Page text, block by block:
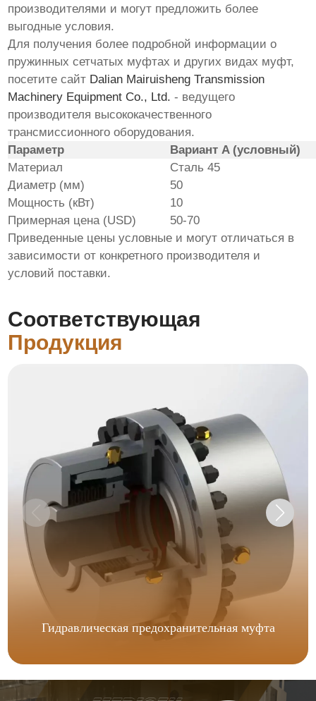
производителями и могут предложить более
выгодные условия.
Для получения более подробной информации о
пружинных сетчатых муфтах и других видах муфт,
посетите сайт Dalian Mairuisheng Transmission
Machinery Equipment Co., Ltd. - ведущего
производителя высококачественного
трансмиссионного оборудования.
Параметр
Вариант A (условный)
Материал
Сталь 45
Диаметр (мм)
50
Мощность (кВт)
10
Примерная цена (USD)
50-70
Приведенные цены условные и могут отличаться в
зависимости от конкретного производителя и
условий поставки.
Соответствующая
Продукция
Гидравлическая предохранительная муфта